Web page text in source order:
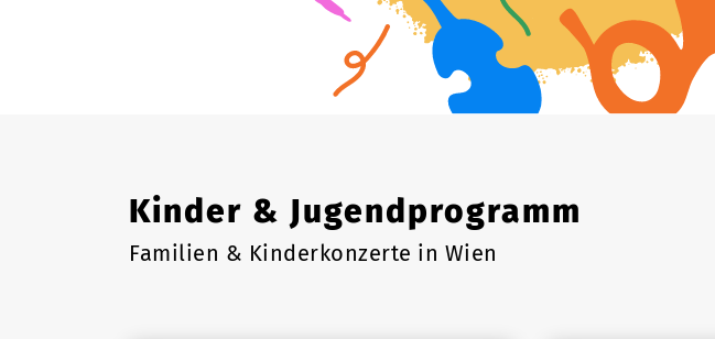
Kinder & Jugendprogramm
Familien & Kinderkonzerte in Wien